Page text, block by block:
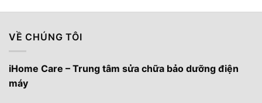
520.000 ₫.
VỀ CHÚNG TÔI
iHome Care – Trung tâm sửa chữa bảo dưỡng điện
máy